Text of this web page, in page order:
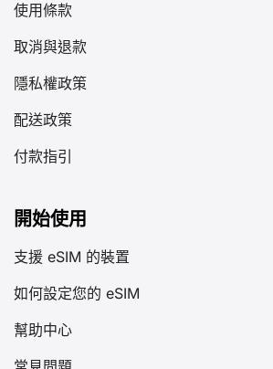
使用條款
取消與退款
隱私權政策
配送政策
付款指引
開始使用
支援 eSIM 的裝置
如何設定您的 eSIM
幫助中心